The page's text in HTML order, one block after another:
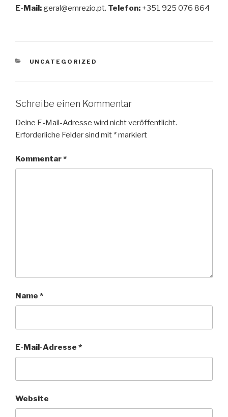
E-Mail: geral@emrezio.pt. Telefon: +351 925 076 864
KATEGORIEN
UNCATEGORIZED
Schreibe einen Kommentar
Deine E-Mail-Adresse wird nicht veröffentlicht.
Erforderliche Felder sind mit *markiert
Kommentar*
Name *
E-Mail-Adresse *
Website